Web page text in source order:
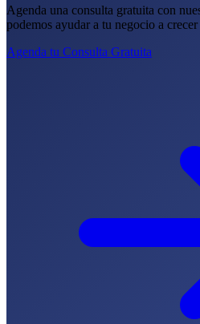
Agenda una consulta gratuita con
podemos ayudar a tu negocio a
Agenda tu Consulta Gratuita